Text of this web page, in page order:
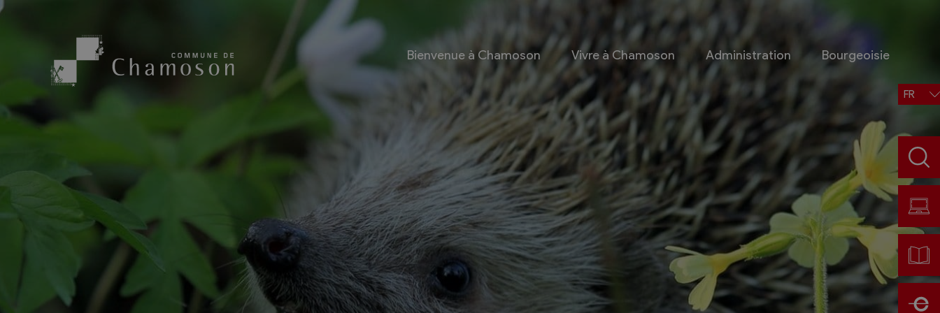
Bienvenue à Chamoson Vivre à Chamoson Administration Bourgeoisie
Population
Application « Chamoson »
Bibliothèque et Ludothèque
Cham’Aso
Sociétés locales
Subventions communales
Mérite sportif et culturel
Economie
Entreprises
Taxes de séjour et
d’hébergement
Energie
Grands cru
Mobility Car
Situation, accès, météo
Météo
FR